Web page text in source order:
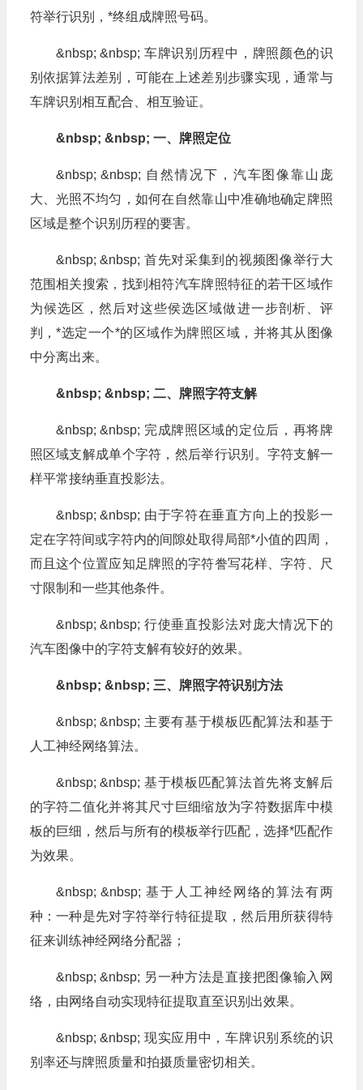
符举行识别，*终组成牌照号码。
&nbsp; &nbsp; 车牌识别历程中，牌照颜色的识
别依据算法差别，可能在上述差别步骤实现，通常与
车牌识别相互配合、相互验证。
&nbsp; &nbsp; 一、牌照定位
&nbsp; &nbsp; 自然情况下，汽车图像靠山庞
大、光照不均匀，如何在自然靠山中准确地确定牌照
区域是整个识别历程的要害。
&nbsp; &nbsp; 首先对采集到的视频图像举行大
范围相关搜索，找到相符汽车牌照特征的若干区域作
为候选区，然后对这些侯选区域做进一步剖析、评
判，*选定一个*的区域作为牌照区域，并将其从图像
中分离出来。
&nbsp; &nbsp; 二、牌照字符支解
&nbsp; &nbsp; 完成牌照区域的定位后，再将牌
照区域支解成单个字符，然后举行识别。字符支解一
样平常接纳垂直投影法。
&nbsp; &nbsp; 由于字符在垂直方向上的投影一
定在字符间或字符内的间隙处取得局部*小值的四周，
而且这个位置应知足牌照的字符誊写花样、字符、尺
寸限制和一些其他条件。
&nbsp; &nbsp; 行使垂直投影法对庞大情况下的
汽车图像中的字符支解有较好的效果。
&nbsp; &nbsp; 三、牌照字符识别方法
&nbsp; &nbsp; 主要有基于模板匹配算法和基于
人工神经网络算法。
&nbsp; &nbsp; 基于模板匹配算法首先将支解后
的字符二值化并将其尺寸巨细缩放为字符数据库中模
板的巨细，然后与所有的模板举行匹配，选择*匹配作
为效果。
&nbsp; &nbsp; 基于人工神经网络的算法有两
种：一种是先对字符举行特征提取，然后用所获得特
征来训练神经网络分配器；
&nbsp; &nbsp; 另一种方法是直接把图像输入网
络，由网络自动实现特征提取直至识别出效果。
&nbsp; &nbsp; 现实应用中，车牌识别系统的识
别率还与牌照质量和拍摄质量密切相关。